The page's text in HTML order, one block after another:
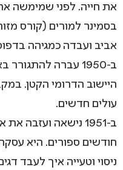
את חייה. לפני שמימשה
בסמינר למורים (קורס
אביב ועבדה כמגיהה
ב-1950 עברה
היישוב הדרומי הקטן.
עולים חדשים.
ב-1951 נישאה
חודשים ספורים. היא
ניסוי וטעייה איך לעבד